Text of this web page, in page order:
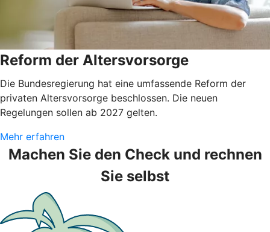
Reform der Altersvorsorge
Die Bundesregierung hat eine umfassende Reform der
privaten Altersvorsorge beschlossen. Die neuen
Regelungen sollen ab 2027 gelten.
Mehr erfahren
Machen Sie den Check und rechnen
Sie selbst